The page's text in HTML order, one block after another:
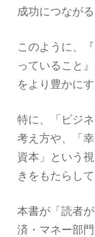
成功につなが
このように、
っていること
をより豊かに
特に、「ビジ
考え方や、「
資本」という
きをもたらし
本書が「読者
済・マネー部